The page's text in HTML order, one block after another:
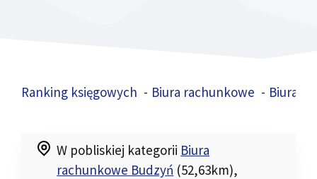
Ranking księgowych Biura rachunkowe Biura
W pobliskiej kategorii Biura
rachunkowe Budzyń (52,63km),